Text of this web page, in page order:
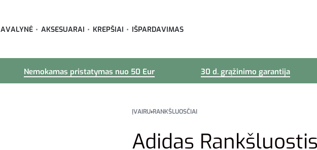
AVALYNĖ AKSESUARAI KREPŠIAI IŠPARDAVIMAS
Nemokamas pristatymas nuo 50 Eur 30 d. grąžinimo garantija
ĮVAIRU›RANKŠLUOSČIAI
Adidas